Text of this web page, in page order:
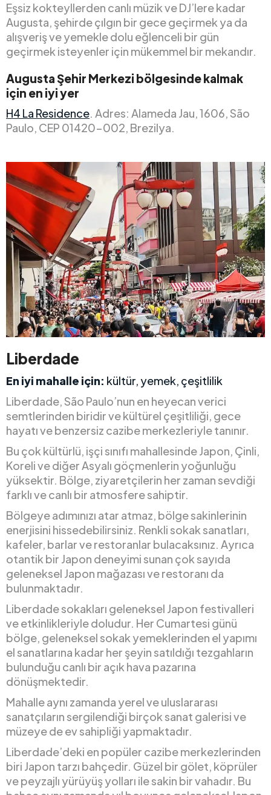
Eşsiz kokteyllerden canlı müzik ve DJ’lere kadar
Augusta, şehirde çılgın bir gece geçirmek ya da
alışveriş ve yemekle dolu eğlenceli bir gün
geçirmek isteyenler için mükemmel bir mekandır.
Augusta Şehir Merkezi bölgesinde kalmak
için en iyi yer
H4 La Residence. Adres: Alameda Jau, 1606, São
Paulo, CEP 01420-002, Brezilya.
Liberdade
En iyi mahalle için: kültür, yemek, çeşitlilik
Liberdade, São Paulo’nun en heyecan verici
semtlerinden biridir ve kültürel çeşitliliği, gece
hayatı ve benzersiz cazibe merkezleriyle tanınır.
Bu çok kültürlü, işçi sınıfı mahallesinde Japon, Çinli,
Koreli ve diğer Asyalı göçmenlerin yoğunluğu
yüksektir. Bölge, ziyaretçilerin her zaman sevdiği
farklı ve canlı bir atmosfere sahiptir.
Bölgeye adımınızı atar atmaz, bölge sakinlerinin
enerjisini hissedebilirsiniz. Renkli sokak sanatları,
kafeler, barlar ve restoranlar bulacaksınız. Ayrıca
otantik bir Japon deneyimi sunan çok sayıda
geleneksel Japon mağazası ve restoranı da
bulunmaktadır.
Liberdade sokakları geleneksel Japon festivalleri
ve etkinlikleriyle doludur. Her Cumartesi günü
bölge, geleneksel sokak yemeklerinden el yapımı
el sanatlarına kadar her şeyin satıldığı tezgahların
bulunduğu canlı bir açık hava pazarına
dönüşmektedir.
Mahalle aynı zamanda yerel ve uluslararası
sanatçıların sergilendiği birçok sanat galerisi ve
müzeye de ev sahipliği yapmaktadır.
Liberdade’deki en popüler cazibe merkezlerinden
biri Japon tarzı bahçedir. Güzel bir gölet, köprüler
ve peyzajlı yürüyüş yolları ile sakin bir vahadır. Bu